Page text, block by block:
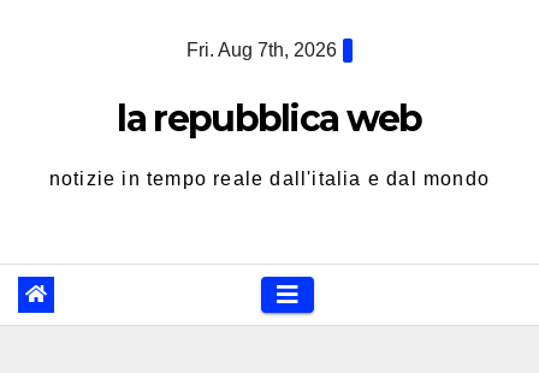
Fri. Aug 7th, 2026
la repubblica web
notizie in tempo reale dall'italia e dal mondo